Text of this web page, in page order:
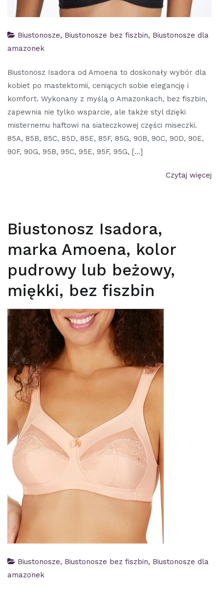
Biustonosze, Biustonosze bez fiszbin, Biustonosze dla
amazonek
Biustonosz Isadora od Amoena to doskonały wybór dla
kobiet po mastektomii, ceniących sobie elegancję i
komfort. Wykonany z myślą o Amazonkach, bez fiszbin,
zapewnia nie tylko wsparcie, ale także styl dzięki
misternemu haftowi na siateczkowej części miseczki.
85A, 85B, 85C, 85D, 85E, 85F, 85G, 90B, 90C, 90D, 90E,
90F, 90G, 95B, 95C, 95E, 95F, 95G, […]
Czytaj więcej
Biustonosz Isadora,
marka Amoena, kolor
pudrowy lub beżowy,
miękki, bez fiszbin
Biustonosze, Biustonosze bez fiszbin, Biustonosze dla
amazonek